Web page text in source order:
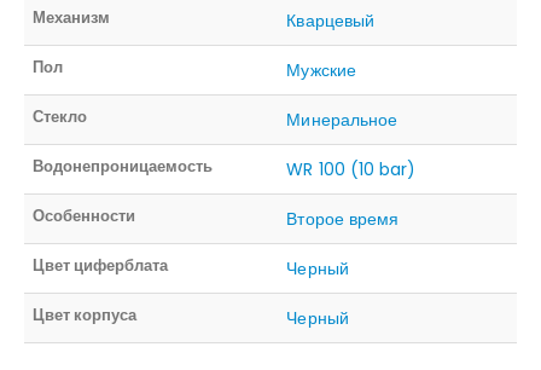
Механизм Кварцевый
Пол Мужские
Стекло Минеральное
Водонепроницаемость WR 100 (10 bar)
Особенности Второе время
Цвет циферблата Черный
Цвет корпуса Черный